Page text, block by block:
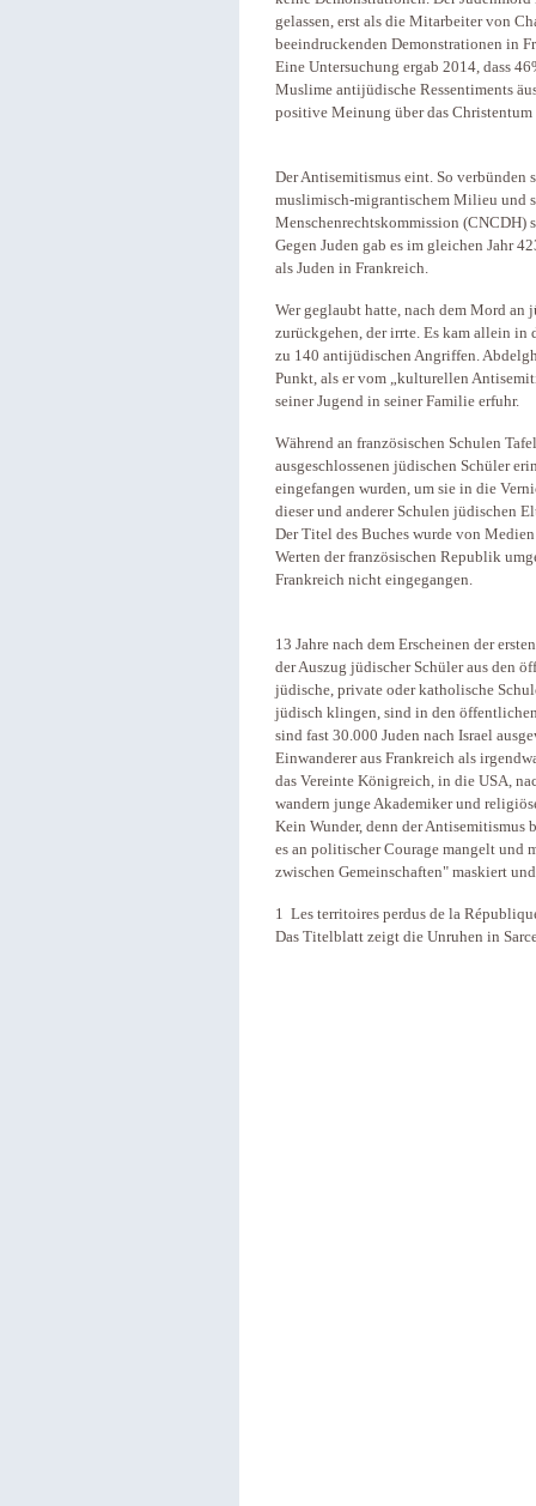
gelassen, erst als die Mitarbeiter von
beeindruckenden Demonstrationen in
Eine Untersuchung ergab 2014, dass
Muslime antijüdische Ressentiments
positive Meinung über das Christentum
Der Antisemitismus eint. So verbünden
muslimisch-migrantischem Milieu und
Menschenrechtskommission
Gegen Juden gab es im gleichen Jahr
als Juden in Frankreich.
Wer geglaubt hatte, nach dem Mord
zurückgehen, der irrte. Es kam allein
zu 140 antijüdischen Angriffen.
Punkt, als er vom „kulturellen
seiner Jugend in seiner Familie erfuhr.
Während an französischen Schulen
ausgeschlossenen jüdischen Schüler
eingefangen wurden, um sie in die
dieser und anderer Schulen jüdischen
Der Titel des Buches wurde von
Werten der französischen Republik
Frankreich nicht eingegangen.
13 Jahre nach dem Erscheinen der
der Auszug jüdischer Schüler aus den
jüdische, private oder katholische
jüdisch klingen, sind in den
sind fast 30.000 Juden nach Israel
Einwanderer aus Frankreich als
das Vereinte Königreich, in die USA,
wandern junge Akademiker und
Kein Wunder, denn der Antisemitismus
es an politischer Courage mangelt und
zwischen Gemeinschaften" maskiert
1 Les territoires perdus de la
Das Titelblatt zeigt die Unruhen in